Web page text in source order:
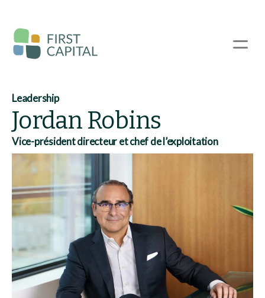
contenu
principal
☰
Leadership
Jordan Robins
Vice-président directeur et chef de l’exploitation